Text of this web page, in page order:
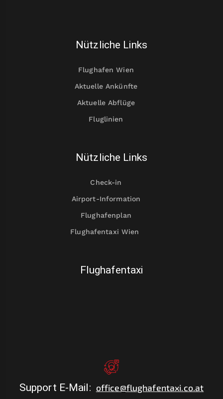
Nützliche Links
Flughafen Wien
Aktuelle Ankünfte
Aktuelle Abflüge
Fluglinien
Nützliche Links
Check-in
Airport-Information
Flughafenplan
Flughafentaxi Wien
Flughafentaxi
Support E-Mail: office@flughafentaxi.co.at